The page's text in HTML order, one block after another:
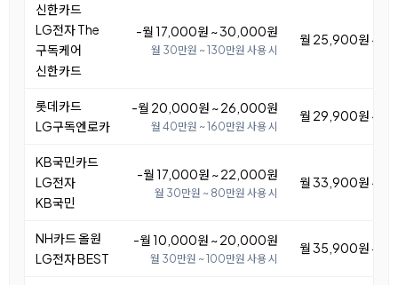
신한카드
LG전자 The
구독케어
신한카드
-월 17,000원 ~ 30,000원
월 30만원 ~ 130만원 사용 시
월 25,900원 ~
롯데카드
LG구독엔로카
-월 20,000원 ~ 26,000원
월 40만원 ~ 160만원 사용 시
월 29,900원 ~
KB국민카드
LG전자
KB국민
-월 17,000원 ~ 22,000원
월 30만원 ~ 80만원 사용 시
월 33,900원 ~
NH카드 올원
LG전자 BEST
-월 10,000원 ~ 20,000원
월 30만원 ~ 100만원 사용 시
월 35,900원 ~